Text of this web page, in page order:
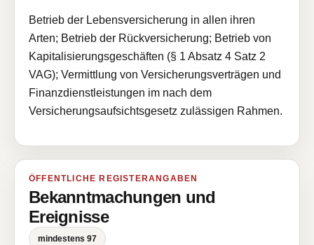
Betrieb der Lebensversicherung in allen ihren
Arten; Betrieb der Rückversicherung; Betrieb von
Kapitalisierungsgeschäften (§ 1 Absatz 4 Satz 2
VAG); Vermittlung von Versicherungsverträgen und
Finanzdienstleistungen im nach dem
Versicherungsaufsichtsgesetz zulässigen Rahmen.
ÖFFENTLICHE REGISTERANGABEN
Bekanntmachungen und
Ereignisse
mindestens 97